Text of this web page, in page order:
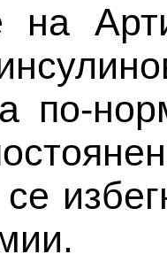
на
по-